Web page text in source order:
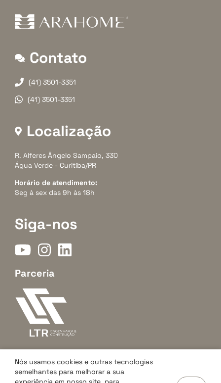
Nós usamos cookies e outras tecnologias
semelhantes para melhorar a sua
Contato
(41) 3501-3351
(41) 3501-3351
Localização
R. Alferes Ângelo Sampaio, 330
Água Verde - Curitiba/PR
Horário de atendimento:
Seg à sex das 9h às 18h
Siga-nos
Parceria